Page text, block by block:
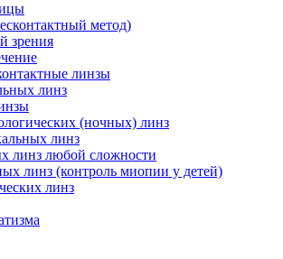
метод)
зрения
линзы
линз
(ночных) линз
линз
линз любой сложности
линз (контроль миопии у детей)
линз